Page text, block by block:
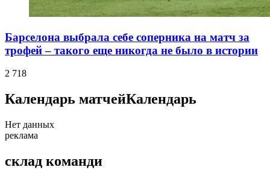
Барселона выбрала себе соперника на матч за
трофей – такого еще никогда не было в истории
2 718
Календарь матчейКалендарь
Нет данных
реклама
склад команди